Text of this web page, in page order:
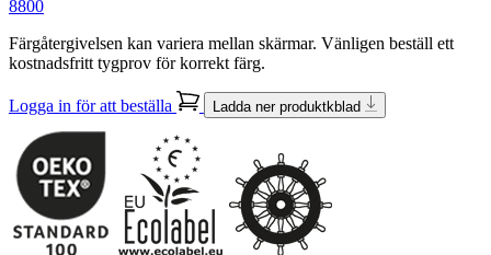
8800
Färgåtergivelsen kan variera mellan skärmar. Vänligen beställ ett
kostnadsfritt tygprov för korrekt färg.
Logga in för att beställa Ladda ner produktkblad